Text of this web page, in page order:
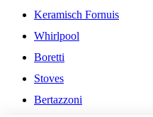
Keramisch Fornuis
Whirlpool
Boretti
Stoves
Bertazzoni